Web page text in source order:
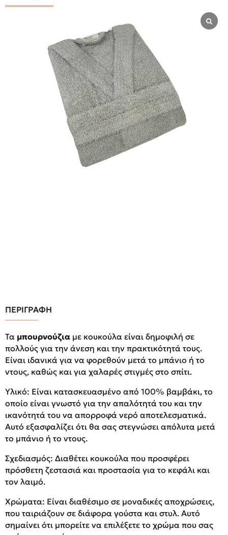
ΠΕΡΙΓΡΑΦΗ
Τα μπουρνούζια με κουκούλα είναι δημοφιλή σε
πολλούς για την άνεση και την πρακτικότητά τους.
Είναι ιδανικά για να φορεθούν μετά το μπάνιο ή το
ντους, καθώς και για χαλαρές στιγμές στο σπίτι.
Υλικό: Είναι κατασκευασμένο από 100% βαμβάκι, το
οποίο είναι γνωστό για την απαλότητά του και την
ικανότητά του να απορροφά νερό αποτελεσματικά.
Αυτό εξασφαλίζει ότι θα σας στεγνώσει απόλυτα μετά
το μπάνιο ή το ντους.
Σχεδιασμός: Διαθέτει κουκούλα που προσφέρει
πρόσθετη ζεστασιά και προστασία για το κεφάλι και
τον λαιμό.
Χρώματα: Είναι διαθέσιμο σε μοναδικές αποχρώσεις,
που ταιριάζουν σε διάφορα γούστα και στυλ. Αυτό
σημαίνει ότι μπορείτε να επιλέξετε το χρώμα που σας